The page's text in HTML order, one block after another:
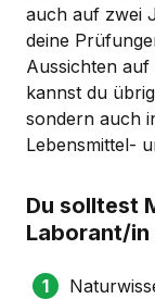
auch auf zwei
deine
Aussichten
kannst du
sondern auch
Lebensmittel-
Du solltest
Laborant/